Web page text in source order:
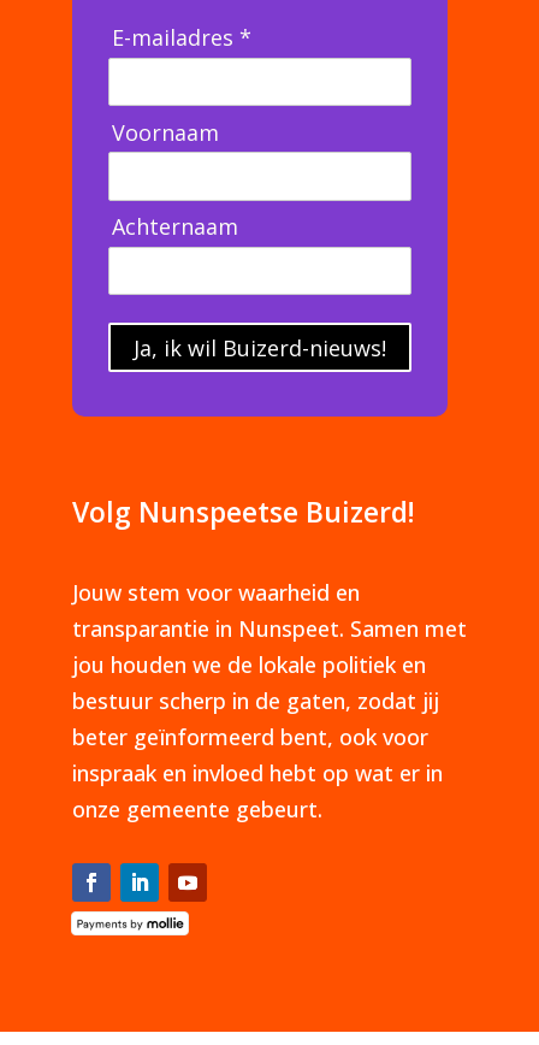
E-mailadres *
Voornaam
Achternaam
Ja, ik wil Buizerd-nieuws!
Volg Nunspeetse Buizerd!
Jouw stem voor waarheid en
transparantie in Nunspeet. Samen met
jou houden we de lokale politiek en
bestuur scherp in de gaten, zodat jij
beter geïnformeerd bent, ook voor
inspraak en invloed hebt op wat er in
onze gemeente gebeurt.